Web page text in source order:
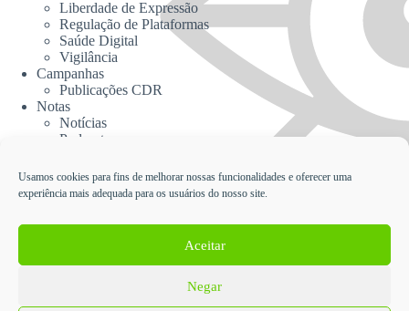
Usamos cookies para fins de melhorar nossas funcionalidades e oferecer uma
experiência mais adequada para os usuários do nosso site.
Aceitar
Negar
Liberdade de Expressão
Regulação de Plataformas
Saúde Digital
Vigilância
Campanhas
Publicações CDR
Notas
Notícias
Podcasts
Contato
Cadastrar no Informativo da CDR